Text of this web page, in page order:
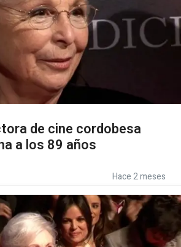
de cine cordobesa
a los 89 años
Hace 2 meses